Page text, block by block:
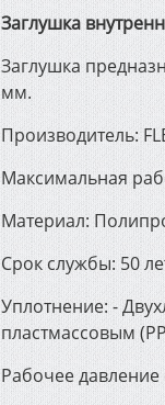
Заглушка
Заглушка
мм.
Производитель:
Максимальная
Материал:
Срок службы: 50
Уплотнение: -
пластмассовым
Рабочее